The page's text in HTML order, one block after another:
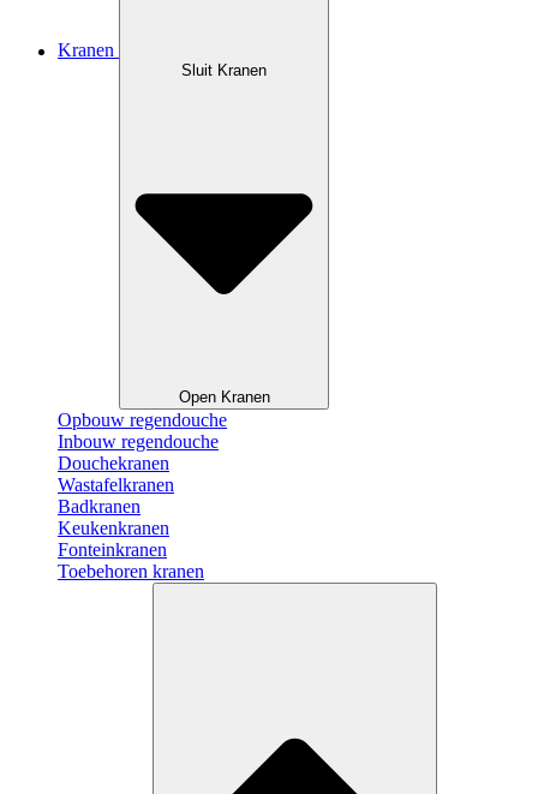
Kranen
Sluit Kranen
Open Kranen
Opbouw regendouche
Inbouw regendouche
Douchekranen
Wastafelkranen
Badkranen
Keukenkranen
Fonteinkranen
Toebehoren kranen